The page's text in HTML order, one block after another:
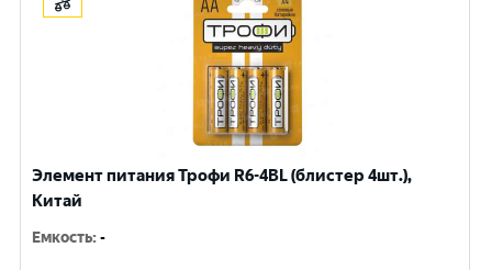
Элемент питания Трофи R6-4BL (блистер 4шт.),
Китай
Емкость:-